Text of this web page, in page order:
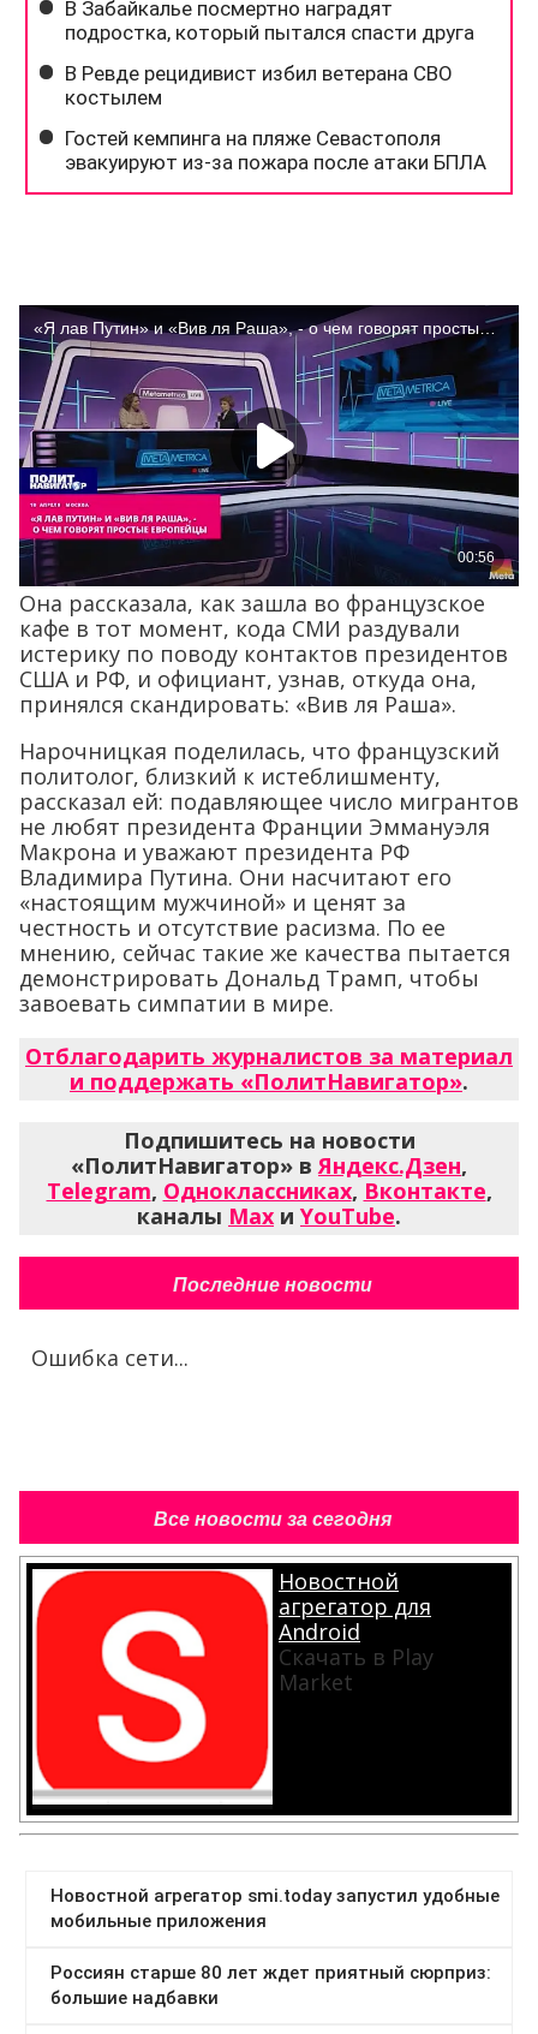
Она рассказала, как зашла во французское
кафе в тот момент, кода СМИ раздували
истерику по поводу контактов президентов
США и РФ, и официант, узнав, откуда она,
принялся скандировать: «Вив ля Раша».
Нарочницкая поделилась, что французский
политолог, близкий к истеблишменту,
рассказал ей: подавляющее число мигрантов
не любят президента Франции Эммануэля
Макрона и уважают президента РФ
Владимира Путина. Они насчитают его
«настоящим мужчиной» и ценят за
честность и отсутствие расизма. По ее
мнению, сейчас такие же качества пытается
демонстрировать Дональд Трамп, чтобы
завоевать симпатии в мире.
Отблагодарить журналистов за материал
и поддержать «ПолитНавигатор».
Подпишитесь на новости
«ПолитНавигатор» вЯндекс.Дзен,
Telegram, Одноклассниках, Вконтакте,
каналы Max и YouTube.
Последние новости
Ошибка сети...
Все новости за сегодня
Новостной
агрегатор для
Android
Скачать в Play
Market